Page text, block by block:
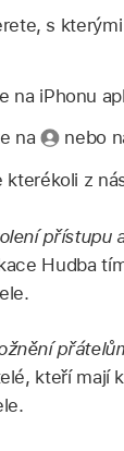
s
na iPhonu
na
nebo
kterékoli z
přístupu
Hudba
kteří mají